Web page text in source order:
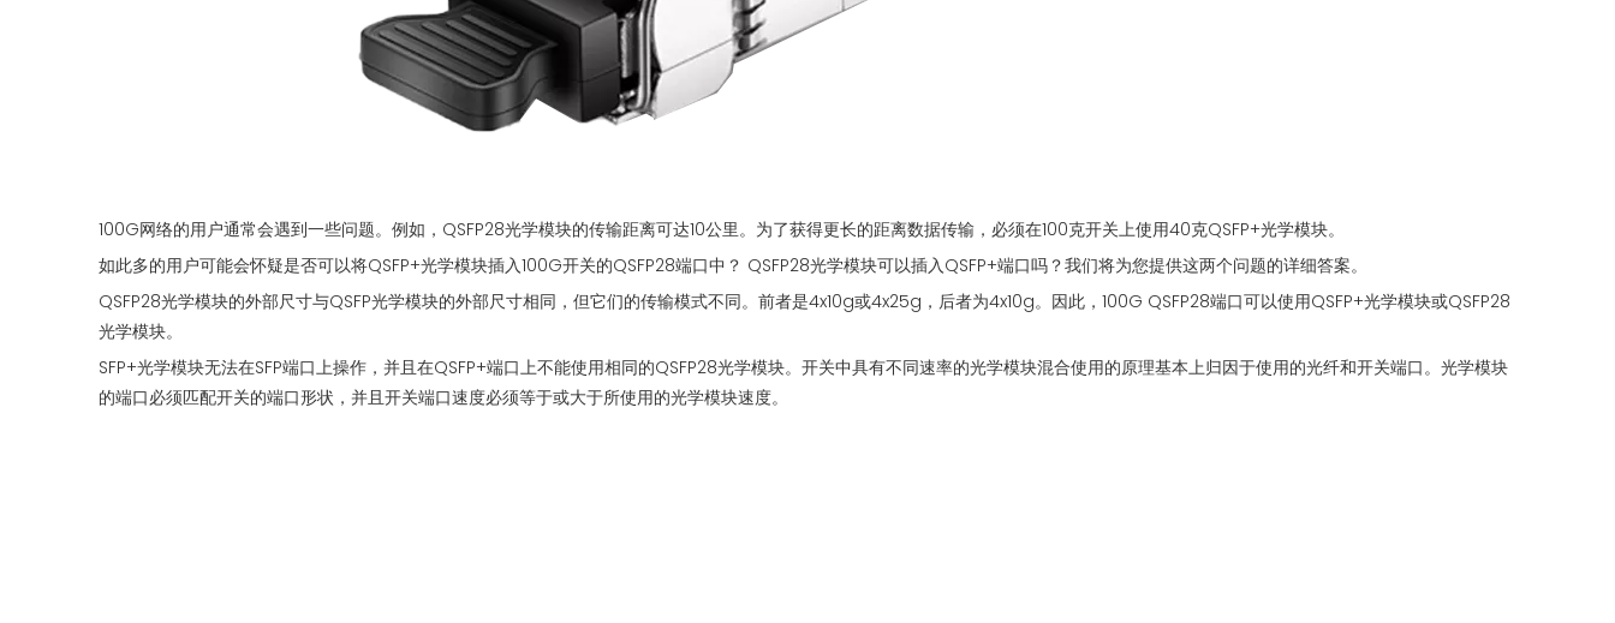
100G网络的用户通常会遇到一些问题。例如，QSFP28光学模块的传输距离可达10公里。为了获得更长的距离数据传输，必须在100克开关上使用40克QSFP+光学模块。
如此多的用户可能会怀疑是否可以将QSFP+光学模块插入100G开关的QSFP28端口中？ QSFP28光学模块可以插入QSFP+端口吗？我们将为您提供这两个问题的详细答案。
QSFP28光学模块的外部尺寸与QSFP光学模块的外部尺寸相同，但它们的传输模式不同。前者是4x10g或4x25g，后者为4x10g。因此，100G QSFP28端口可以使用QSFP+光学模块或QSFP28
光学模块。
SFP+光学模块无法在SFP端口上操作，并且在QSFP+端口上不能使用相同的QSFP28光学模块。开关中具有不同速率的光学模块混合使用的原理基本上归因于使用的光纤和开关端口。光学模块
的端口必须匹配开关的端口形状，并且开关端口速度必须等于或大于所使用的光学模块速度。